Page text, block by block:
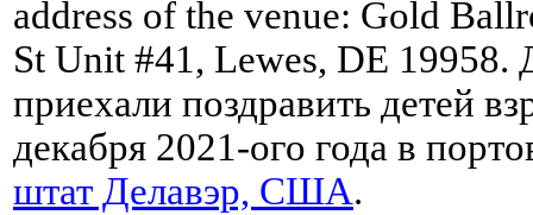
address of the venue: Gold
St Unit #41, Lewes, DE
приехали поздравить детей
декабря 2021-ого года в
штат Делавэр, США.